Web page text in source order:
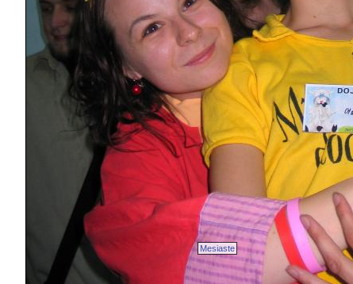
Mesiaste